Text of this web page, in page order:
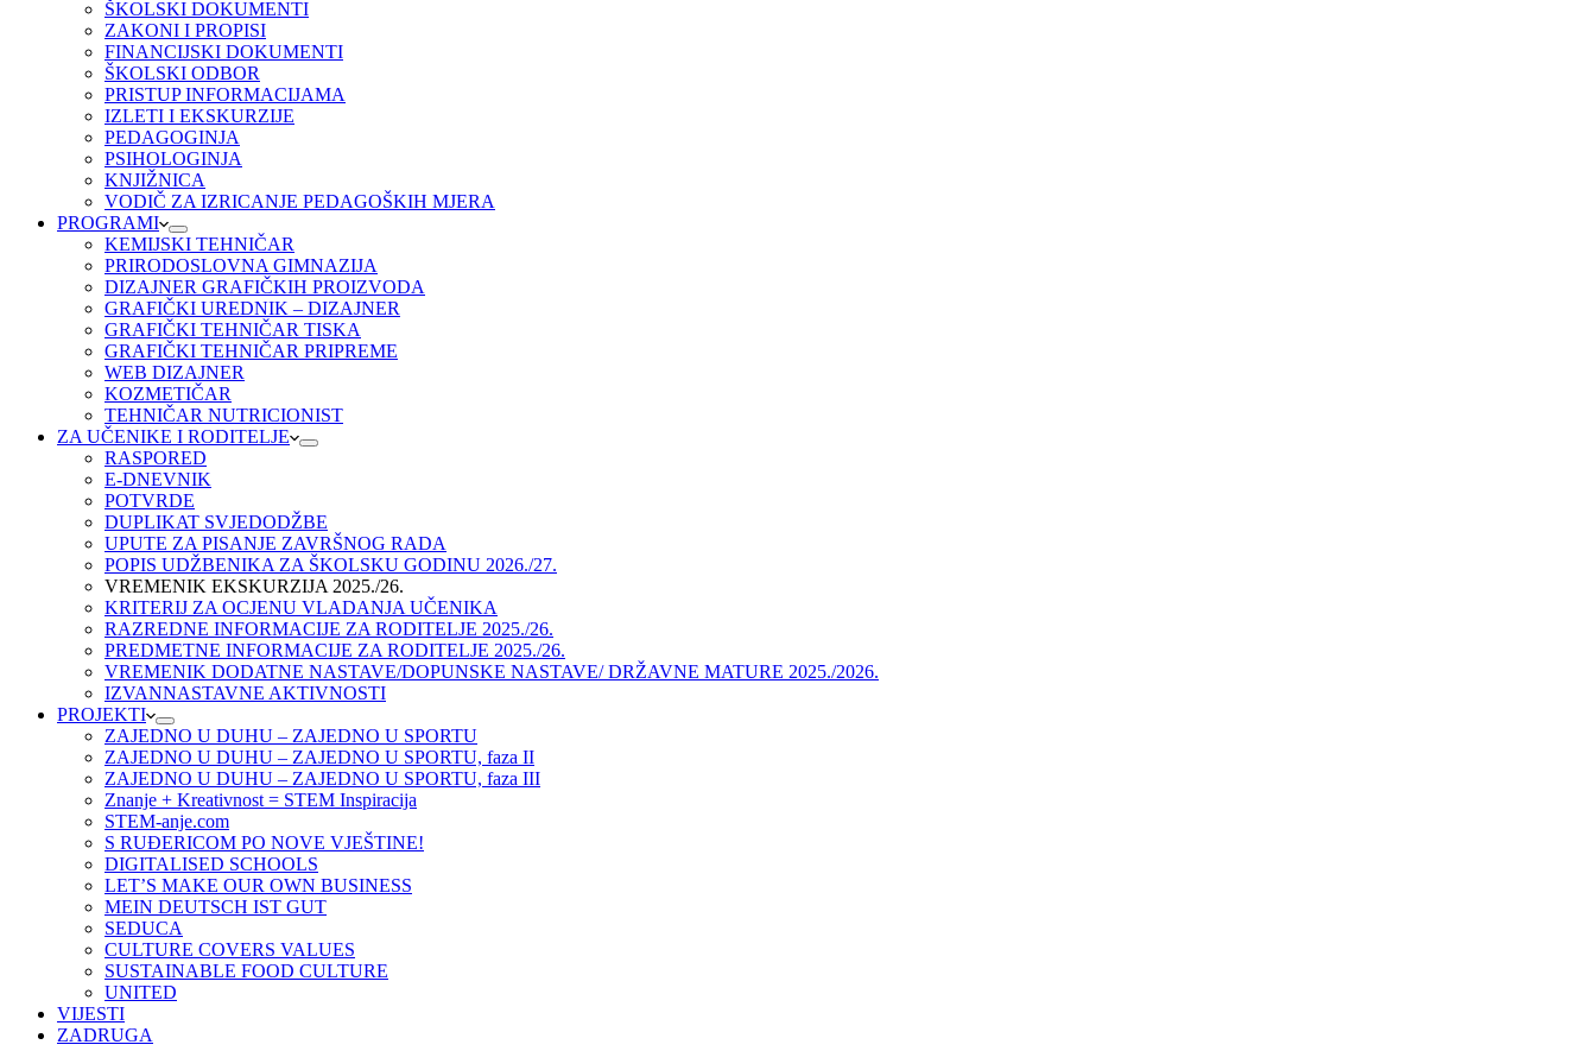
ŠKOLSKI DOKUMENTI
ZAKONI I PROPISI
FINANCIJSKI DOKUMENTI
ŠKOLSKI ODBOR
PRISTUP INFORMACIJAMA
IZLETI I EKSKURZIJE
PEDAGOGINJA
PSIHOLOGINJA
KNJIŽNICA
VODIČ ZA IZRICANJE PEDAGOŠKIH MJERA
PROGRAMI
KEMIJSKI TEHNIČAR
PRIRODOSLOVNA GIMNAZIJA
DIZAJNER GRAFIČKIH PROIZVODA
GRAFIČKI UREDNIK – DIZAJNER
GRAFIČKI TEHNIČAR TISKA
GRAFIČKI TEHNIČAR PRIPREME
WEB DIZAJNER
KOZMETIČAR
TEHNIČAR NUTRICIONIST
ZA UČENIKE I RODITELJE
RASPORED
E-DNEVNIK
POTVRDE
DUPLIKAT SVJEDODŽBE
UPUTE ZA PISANJE ZAVRŠNOG RADA
POPIS UDŽBENIKA ZA ŠKOLSKU GODINU 2026./27.
VREMENIK EKSKURZIJA 2025./26.
KRITERIJ ZA OCJENU VLADANJA UČENIKA
RAZREDNE INFORMACIJE ZA RODITELJE 2025./26.
PREDMETNE INFORMACIJE ZA RODITELJE 2025./26.
VREMENIK DODATNE NASTAVE/DOPUNSKE NASTAVE/ DRŽAVNE MATURE 2025./2026.
IZVANNASTAVNE AKTIVNOSTI
PROJEKTI
ZAJEDNO U DUHU – ZAJEDNO U SPORTU
ZAJEDNO U DUHU – ZAJEDNO U SPORTU, faza II
ZAJEDNO U DUHU – ZAJEDNO U SPORTU, faza III
Znanje + Kreativnost = STEM Inspiracija
STEM-anje.com
S RUĐERICOM PO NOVE VJEŠTINE!
DIGITALISED SCHOOLS
LET’S MAKE OUR OWN BUSINESS
MEIN DEUTSCH IST GUT
SEDUCA
CULTURE COVERS VALUES
SUSTAINABLE FOOD CULTURE
UNITED
VIJESTI
ZADRUGA